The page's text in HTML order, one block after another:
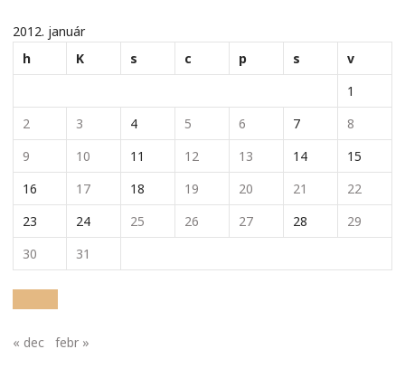
2012. január
h
K s c p s
v
1
2
3 4 5 6 7
8
9
10 11 12 13 14
15
16
17 18 19 20 21
22
23
24 25 26 27 28
29
30
31
« dec febr »